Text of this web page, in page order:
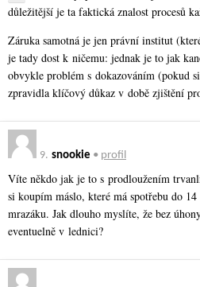
důležitější je ta faktická znalost procesů
Záruka samotná je jen právní institut
je tady dost k ničemu: jednak je to jak
obvykle problém s dokazováním (pokud
zpravidla klíčový důkaz v době zjištění
9. snookie • profil
Víte někdo jak je to s prodloužením
si koupím máslo, které má spotřebu do
mrazáku. Jak dlouho myslíte, že bez
eventuelně v lednici?